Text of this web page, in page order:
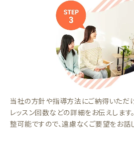
当社の方針や指導方法にご納得いただ
レッスン回数などの詳細をお伝えしま
整可能ですので、遠慮なくご要望をお話